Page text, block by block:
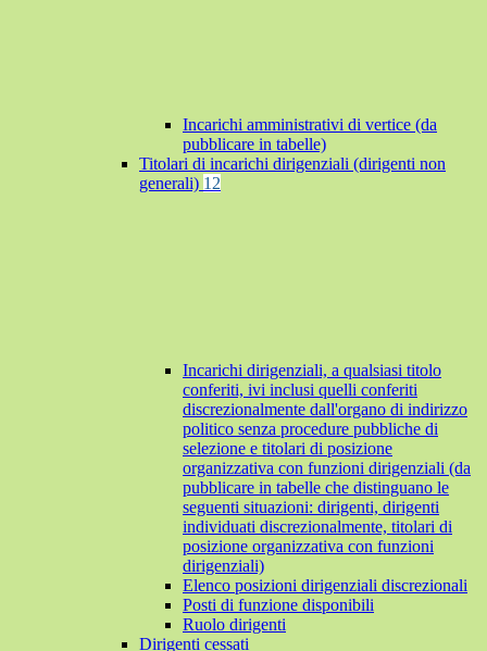
Incarichi amministrativi di vertice (da
pubblicare in tabelle)
Titolari di incarichi dirigenziali (dirigenti non
generali) 12
Incarichi dirigenziali, a qualsiasi titolo
conferiti, ivi inclusi quelli conferiti
discrezionalmente dall'organo di indirizzo
politico senza procedure pubbliche di
selezione e titolari di posizione
organizzativa con funzioni dirigenziali (da
pubblicare in tabelle che distinguano le
seguenti situazioni: dirigenti, dirigenti
individuati discrezionalmente, titolari di
posizione organizzativa con funzioni
dirigenziali)
Elenco posizioni dirigenziali discrezionali
Posti di funzione disponibili
Ruolo dirigenti
Dirigenti cessati